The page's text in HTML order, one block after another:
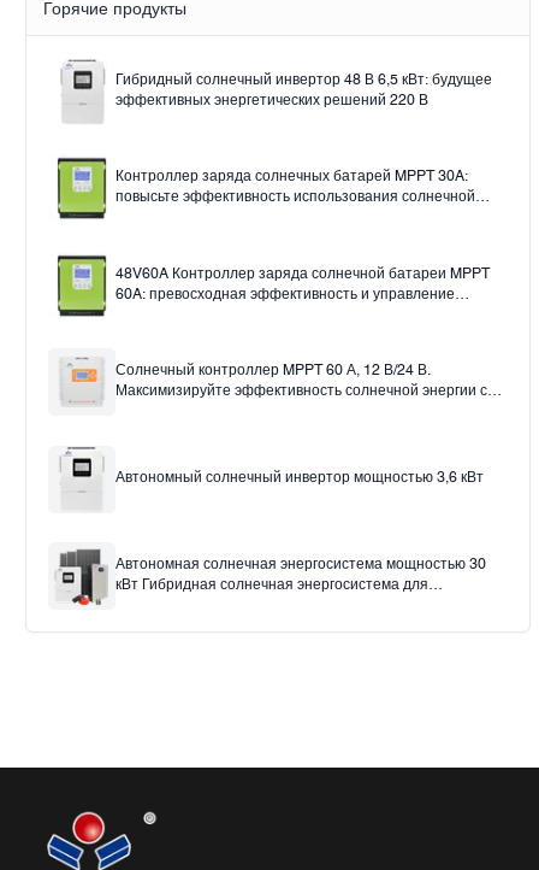
Горячие продукты
Гибридный солнечный инвертор 48 В 6,5 кВт: будущее
эффективных энергетических решений 220 В
Контроллер заряда солнечных батарей MPPT 30A:
повысьте эффективность использования солнечной
48V60A Контроллер заряда солнечной батареи MPPT
60A: превосходная эффективность и управление
Солнечный контроллер MPPT 60 А, 12 В/24 В.
Максимизируйте эффективность солнечной энергии с
Автономный солнечный инвертор мощностью 3,6 кВт
Автономная солнечная энергосистема мощностью 30
кВт Гибридная солнечная энергосистема для